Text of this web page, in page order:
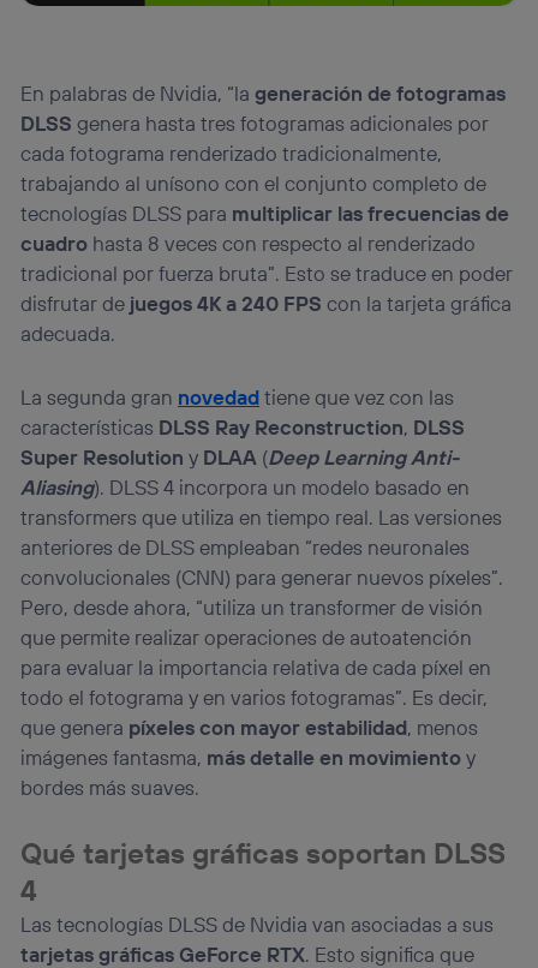
En palabras de Nvidia, “lageneración de fotogramas
DLSS genera hasta tres fotogramas adicionales por
cada fotograma renderizado tradicionalmente,
trabajando al unísono con el conjunto completo de
tecnologías DLSS para multiplicar las frecuencias de
cuadro hasta 8 veces con respecto al renderizado
tradicional por fuerza bruta”. Esto se traduce en poder
disfrutar de juegos 4K a 240 FPS con la tarjeta gráfica
adecuada.
La segunda gran novedadtiene que vez con las
características DLSS Ray Reconstruction, DLSS
Super Resolution y DLAA (Deep Learning Anti-
Aliasing). DLSS 4 incorpora un modelo basado en
transformers que utiliza en tiempo real. Las versiones
anteriores de DLSS empleaban “redes neuronales
convolucionales (CNN) para generar nuevos píxeles”.
Pero, desde ahora, “utiliza un transformer de visión
que permite realizar operaciones de autoatención
para evaluar la importancia relativa de cada píxel en
todo el fotograma y en varios fotogramas”. Es decir,
que genera píxeles con mayor estabilidad, menos
imágenes fantasma, más detalle en movimientoy
bordes más suaves.
Qué tarjetas gráficas soportan DLSS
4
Las tecnologías DLSS de Nvidia van asociadas a sus
tarjetas gráficas GeForce RTX. Esto significa que